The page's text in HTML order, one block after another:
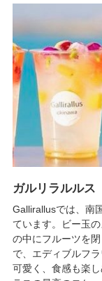
ガルリラルルス
Gallirallusでは、南
ています。ビー玉
の中にフルーツを
で、エディブルフ
可愛く、食感も楽